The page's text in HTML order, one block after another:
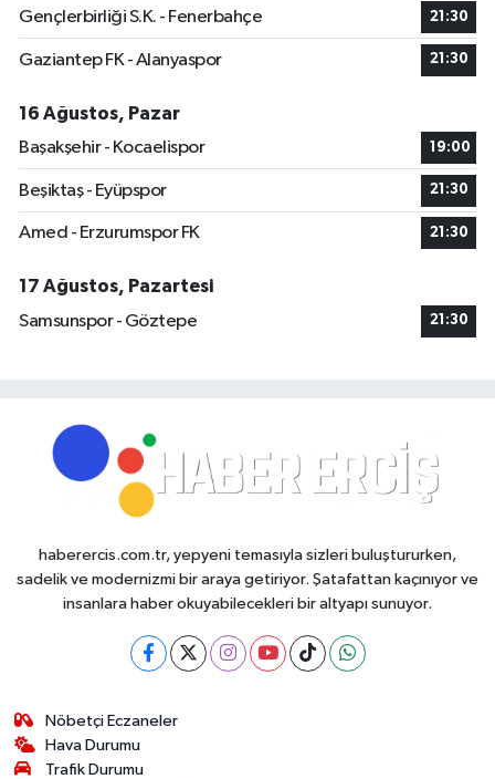
Gençlerbirliği S.K. - Fenerbahçe 21:30
Gaziantep FK - Alanyaspor 21:30
16 Ağustos, Pazar
Başakşehir - Kocaelispor
19:00
Beşiktaş - Eyüpspor 21:30
Amed - Erzurumspor FK 21:30
17 Ağustos, Pazartesi
Samsunspor - Göztepe
21:30
haberercis.com.tr, yepyeni temasıyla sizleri buluştururken,
sadelik ve modernizmi bir araya getiriyor. Şatafattan kaçınıyor ve
insanlara haber okuyabilecekleri bir altyapı sunuyor.
Nöbetçi Eczaneler
Hava Durumu
Trafik Durumu